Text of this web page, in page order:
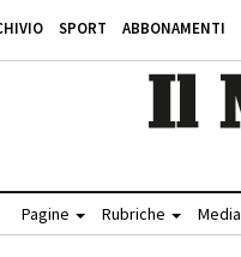
SPORT ABBONAMENTI
Pagine Rubriche Media